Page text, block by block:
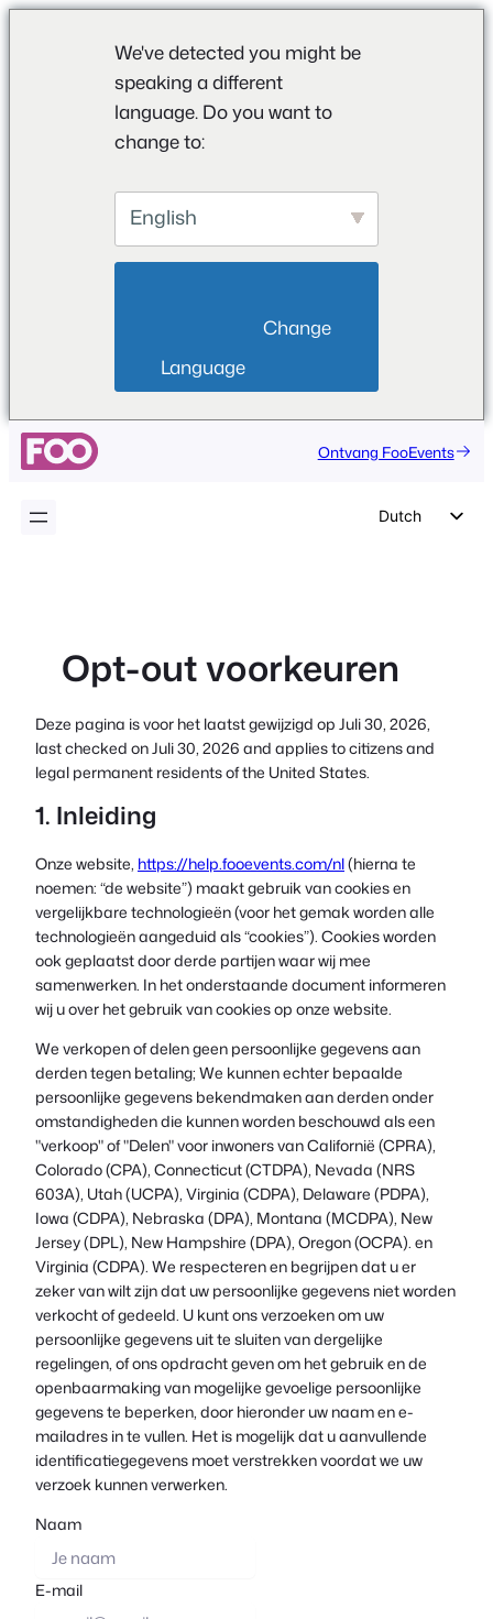
We've detected you might be
speaking a different
language. Do you want to
change to:
English
Language
Ga
naar
inhoud
Ontvang FooEvents
Dutch
Italian
French
Opt-out voorkeuren
Deze pagina is voor het laatst gewijzigd op Juli 30, 2026,
last checked on Juli 30, 2026 and applies to citizens and
legal permanent residents of the United States.
1. Inleiding
Onze website, https://help.fooevents.com/nl(hierna te
noemen: “de website”) maakt gebruik van cookies en
vergelijkbare technologieën (voor het gemak worden alle
technologieën aangeduid als “cookies”). Cookies worden
ook geplaatst door derde partijen waar wij mee
samenwerken. In het onderstaande document informeren
wij u over het gebruik van cookies op onze website.
We verkopen of delen geen persoonlijke gegevens aan
derden tegen betaling; We kunnen echter bepaalde
persoonlijke gegevens bekendmaken aan derden onder
omstandigheden die kunnen worden beschouwd als een
"verkoop" of "Delen" voor inwoners van Californië (CPRA),
Colorado (CPA), Connecticut (CTDPA), Nevada (NRS
603A), Utah (UCPA), Virginia (CDPA), Delaware (PDPA),
Iowa (CDPA), Nebraska (DPA), Montana (MCDPA), New
Jersey (DPL), New Hampshire (DPA), Oregon (OCPA). en
Virginia (CDPA). We respecteren en begrijpen dat u er
zeker van wilt zijn dat uw persoonlijke gegevens niet worden
verkocht of gedeeld. U kunt ons verzoeken om uw
persoonlijke gegevens uit te sluiten van dergelijke
regelingen, of ons opdracht geven om het gebruik en de
openbaarmaking van mogelijke gevoelige persoonlijke
gegevens te beperken, door hieronder uw naam en e-
mailadres in te vullen. Het is mogelijk dat u aanvullende
identificatiegegevens moet verstrekken voordat we uw
verzoek kunnen verwerken.
Naam
E-mail